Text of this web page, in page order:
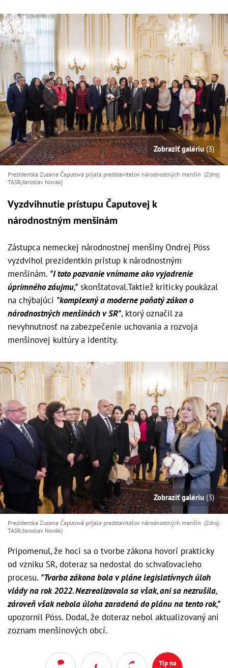
Zobraziť galériu(3)
Prezidentka Zuzana Čaputová prijala predstaviteľov národnostných menšín (Zdroj:
TASR/Jaroslav Novák)
Vyzdvihnutie prístupu Čaputovej k
národnostným menšinám
Zástupca nemeckej národnostnej menšiny Ondrej Pöss
vyzdvihol prezidentkin prístup k národnostným
menšinám. "I toto pozvanie vnímame ako vyjadrenie
úprimného záujmu," skonštatoval.Taktiež kriticky poukázal
na chýbajúci "komplexný a moderne poňatý zákon o
národnostných menšinách v SR", ktorý označil za
nevyhnutnosť na zabezpečenie uchovania a rozvoja
menšinovej kultúry a identity.
Zobraziť galériu (3)
Prezidentka Zuzana Čaputová prijala predstaviteľov národnostných menšín (Zdroj:
TASR/Jaroslav Novák)
Pripomenul, že hoci sa o tvorbe zákona hovorí prakticky
od vzniku SR, doteraz sa nedostal do schvaľovacieho
procesu. "Tvorba zákona bola v pláne legislatívnych úloh
vlády na rok 2022. Nezrealizovala sa však, ani sa nezrušila,
zároveň však nebola úloha zaradená do plánu na tento rok,"
upozornil Pöss. Dodal, že doteraz nebol aktualizovaný ani
zoznam menšinových obcí.
Tip na